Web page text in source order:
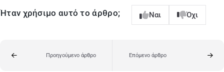
Ήταν χρήσιμο αυτό το άρθρο; Ναι Όχι
Προηγούμενο άρθρο Επόμενο άρθρο